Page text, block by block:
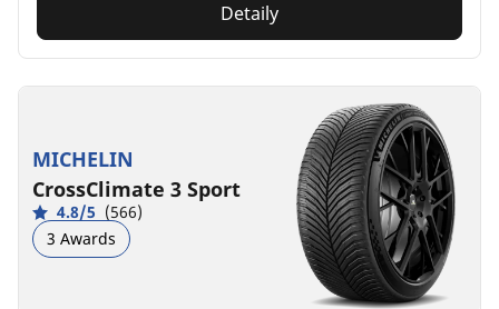
Detaily
MICHELIN
CrossClimate 3 Sport
4.8/5 (566)
3 Awards